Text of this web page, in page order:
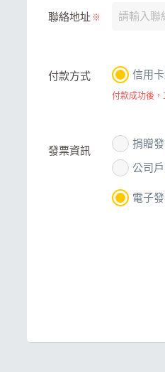
聯絡地址 ※
付款方式 信用
付款成功後
發票資訊
捐贈
公司
電子